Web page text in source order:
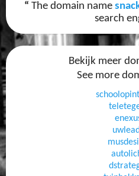
“ The domain name
search
Bekijk meer
See more